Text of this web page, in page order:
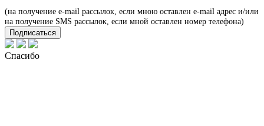
(на получение e-mail рассылок, если мною оставлен e-mail адрес и/или
на получение SMS рассылок, если мной оставлен номер телефона)
Подписаться
Спасибо